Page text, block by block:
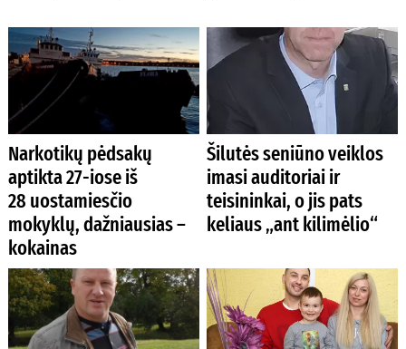
Narkotikų pėdsakų
aptikta 27-iose iš
28 uostamiesčio
mokyklų, dažniausias –
kokainas
Šilutės seniūno veiklos
imasi auditoriai ir
teisininkai, o jis pats
keliaus „ant kilimėlio“